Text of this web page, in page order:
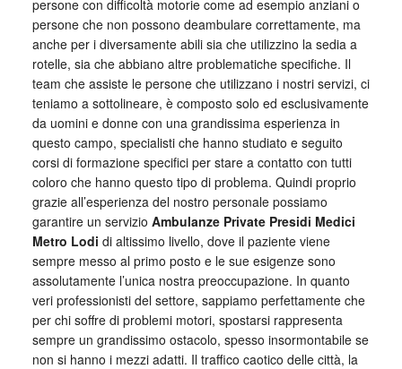
persone con difficoltà motorie come ad esempio anziani o
persone che non possono deambulare correttamente, ma
anche per i diversamente abili sia che utilizzino la sedia a
rotelle, sia che abbiano altre problematiche specifiche. Il
team che assiste le persone che utilizzano i nostri servizi, ci
teniamo a sottolineare, è composto solo ed esclusivamente
da uomini e donne con una grandissima esperienza in
questo campo, specialisti che hanno studiato e seguito
corsi di formazione specifici per stare a contatto con tutti
coloro che hanno questo tipo di problema. Quindi proprio
grazie all’esperienza del nostro personale possiamo
garantire un servizio Ambulanze Private Presidi Medici
Metro Lodi di altissimo livello, dove il paziente viene
sempre messo al primo posto e le sue esigenze sono
assolutamente l’unica nostra preoccupazione. In quanto
veri professionisti del settore, sappiamo perfettamente che
per chi soffre di problemi motori, spostarsi rappresenta
sempre un grandissimo ostacolo, spesso insormontabile se
non si hanno i mezzi adatti. Il traffico caotico delle città, la